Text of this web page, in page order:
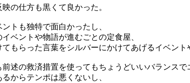
の仕方も黒くて良かった。
トも独特で面白かったし、
ベントや物語が進むごとの定食屋、
もらった言葉をシルバーにかけてあげるイベン
述の救済措置を使ってもちょうどいいバランスで
からテンポは悪くないし、